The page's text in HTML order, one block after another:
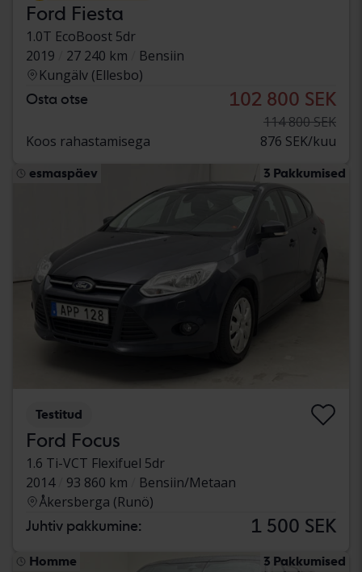
Ford Fiesta
1.0T EcoBoost 5dr
2019
27 240 km
Bensiin
Kungälv (Ellesbo)
Osta otse 102 800 SEK
114 800 SEK
Koos rahastamisega
876 SEK/kuu
esmaspäev 3 Pakkumised
Testitud
Ford Focus
1.6 Ti-VCT Flexifuel 5dr
2014
93 860 km
Bensiin/Metaan
Åkersberga (Runö)
Juhtiv pakkumine: 1 500 SEK
Homme 3 Pakkumised